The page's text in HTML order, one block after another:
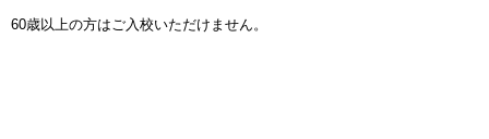
60歳以上の方はご入校いただけません。